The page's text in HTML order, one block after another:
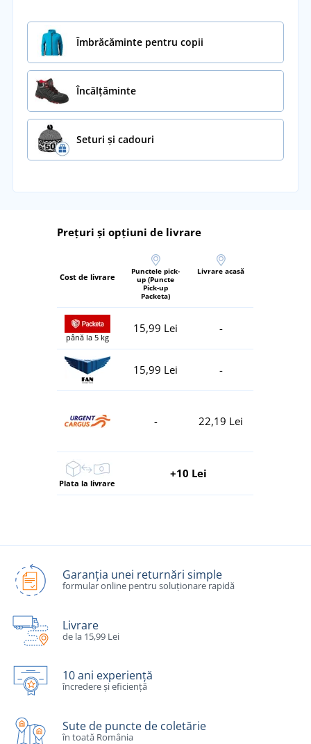
Îmbrăcăminte pentru copii
Încălţăminte
Seturi și cadouri
Prețuri și opțiuni de livrare
Cost de livrare
Punctele pick-
up (Puncte
Pick-up
Packeta)
Livrare acasă
până la 5 kg
15,99 Lei -
15,99 Lei -
- 22,19 Lei
Plata la livrare
+10 Lei
Garanția unei returnări simple
formular online pentru soluționare rapidă
Livrare
de la 15,99 Lei
10 ani experiență
încredere și eficiență
Sute de puncte de coletărie
în toată România